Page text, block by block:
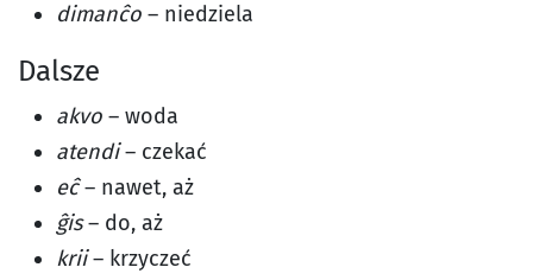
dimanĉo – niedziela
Dalsze
akvo – woda
atendi– czekać
eĉ– nawet, aż
ĝis– do, aż
krii– krzyczeć